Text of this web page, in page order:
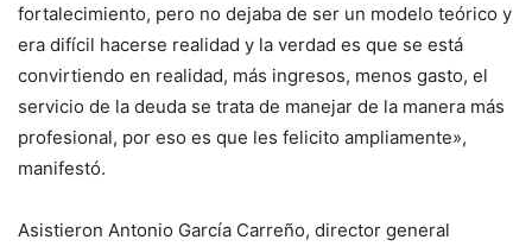
fortalecimiento, pero no dejaba de ser un modelo teórico y
era difícil hacerse realidad y la verdad es que se está
convirtiendo en realidad, más ingresos, menos gasto, el
servicio de la deuda se trata de manejar de la manera más
profesional, por eso es que les felicito ampliamente»,
manifestó.
Asistieron Antonio García Carreño, director general